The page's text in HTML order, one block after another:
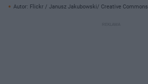
Autor: Flickr / Janusz Jakubowski/ Creative Commons